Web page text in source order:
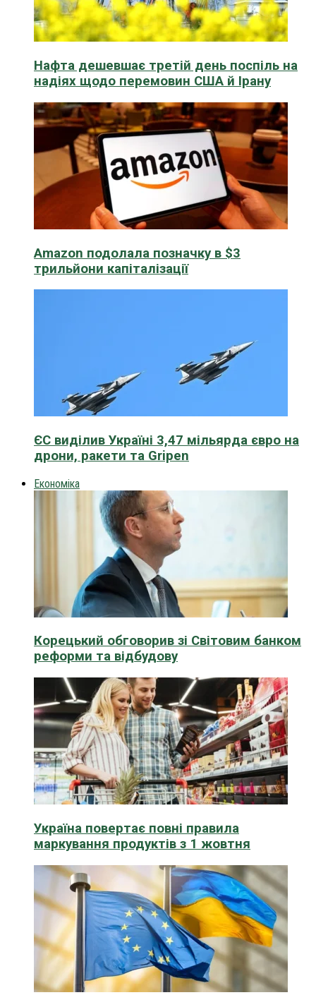
Нафта дешевшає третій день поспіль на
надіях щодо перемовин США й Ірану
Amazon подолала позначку в $3
трильйони капіталізації
ЄС виділив Україні 3,47 мільярда євро на
дрони, ракети та Gripen
Економіка
Корецький обговорив зі Світовим банком
реформи та відбудову
Україна повертає повні правила
маркування продуктів з 1 жовтня